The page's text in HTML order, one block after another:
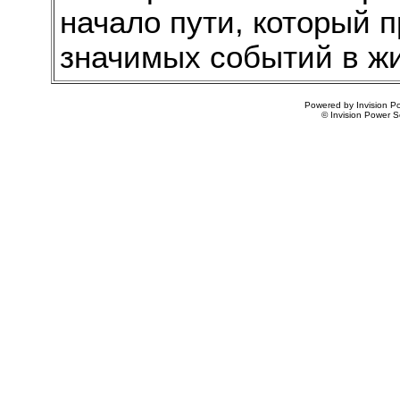
начало пути, который
значимых событий в
Powered by Invision
© Invision Power